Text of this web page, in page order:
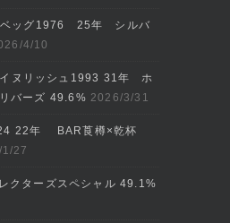
ッグ1976 25年 シルバ
4/10
ヌリッシュ1993 31年 ホ
バーズ 49.6% 2026/3/31
22年 BAR莨樽×乾杯
27
クターズスペシャル 49.1%